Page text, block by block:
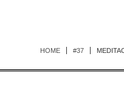
HOME #37